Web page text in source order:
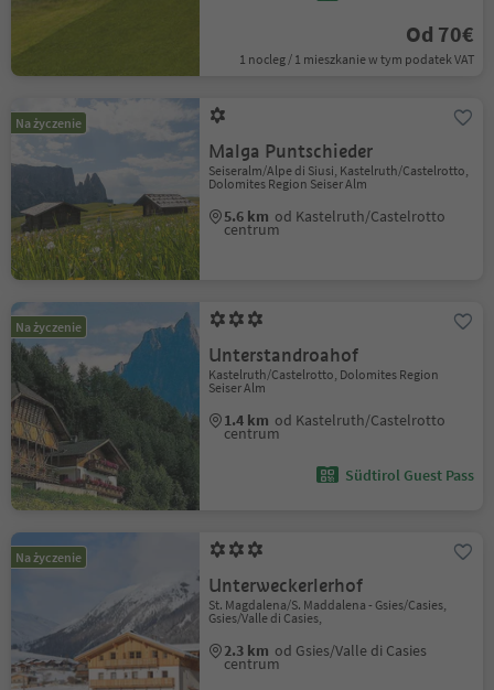
Od 70€
1 nocleg / 1 mieszkanie w tym podatek VAT
Na życzenie
Malga Puntschieder
Seiseralm/Alpe di Siusi, Kastelruth/Castelrotto,
Dolomites Region Seiser Alm
5.6 km od Kastelruth/Castelrotto
centrum
Na życzenie
Unterstandroahof
Kastelruth/Castelrotto, Dolomites Region
Seiser Alm
1.4 km od Kastelruth/Castelrotto
centrum
Südtirol Guest Pass
Na życzenie
Unterweckerlerhof
St. Magdalena/S. Maddalena - Gsies/Casies,
Gsies/Valle di Casies,
2.3 km od Gsies/Valle di Casies
centrum